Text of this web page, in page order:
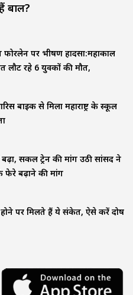
बाल?
पर भीषण हादसा:महाकाल
लौट रहे 6 युवकों की मौत,
बाइक से मिला महाराष्ट्र के स्कूल
सर्कल ट्रेन की मांग उठी सांसद ने
फेरे बढ़ाने की मांग
होने पर मिलते हैं ये संकेत, ऐसे करें दोष